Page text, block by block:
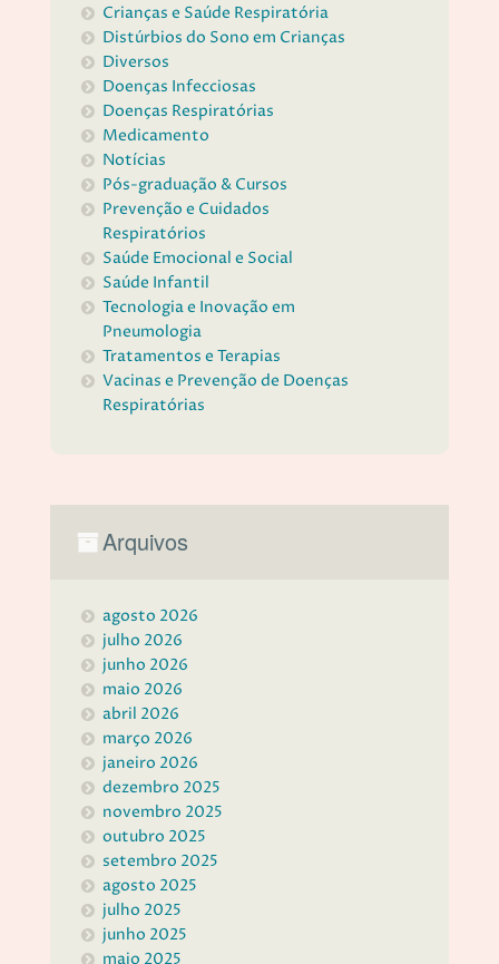
Crianças e Saúde Respiratória
Distúrbios do Sono em Crianças
Diversos
Doenças Infecciosas
Doenças Respiratórias
Medicamento
Notícias
Pós-graduação & Cursos
Prevenção e Cuidados
Respiratórios
Saúde Emocional e Social
Saúde Infantil
Tecnologia e Inovação em
Pneumologia
Tratamentos e Terapias
Vacinas e Prevenção de Doenças
Respiratórias
Arquivos
agosto 2026
julho 2026
junho 2026
maio 2026
abril 2026
março 2026
janeiro 2026
dezembro 2025
novembro 2025
outubro 2025
setembro 2025
agosto 2025
julho 2025
junho 2025
maio 2025